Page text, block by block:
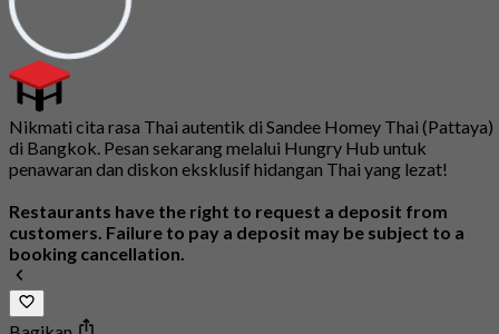
Nikmati cita rasa Thai autentik di Sandee Homey Thai (Pattaya)
di Bangkok. Pesan sekarang melalui Hungry Hub untuk
penawaran dan diskon eksklusif hidangan Thai yang lezat!
Restaurants have the right to request a deposit from
customers. Failure to pay a deposit may be subject to a
booking cancellation.